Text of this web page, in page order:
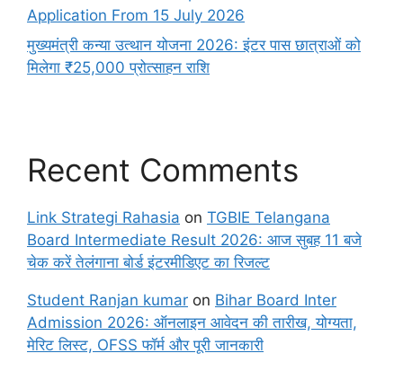
Application From 15 July 2026
मुख्यमंत्री कन्या उत्थान योजना 2026: इंटर पास छात्राओं को
मिलेगा ₹25,000 प्रोत्साहन राशि
Recent Comments
Link Strategi Rahasia on TGBIE Telangana
Board Intermediate Result 2026: आज सुबह 11 बजे
चेक करें तेलंगाना बोर्ड इंटरमीडिएट का रिजल्ट
Student Ranjan kumar on Bihar Board Inter
Admission 2026: ऑनलाइन आवेदन की तारीख, योग्यता,
मेरिट लिस्ट, OFSS फॉर्म और पूरी जानकारी